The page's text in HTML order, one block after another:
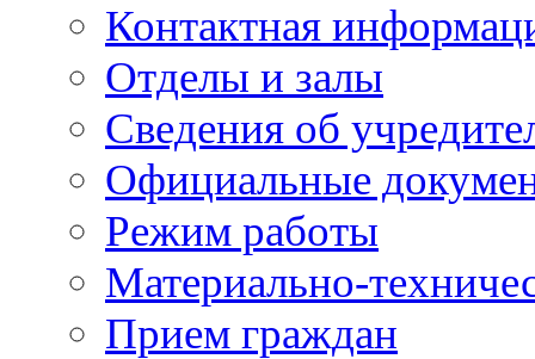
Контактная
Отделы и залы
Сведения об
Официальные
Режим работы
Материально-
Прием граждан